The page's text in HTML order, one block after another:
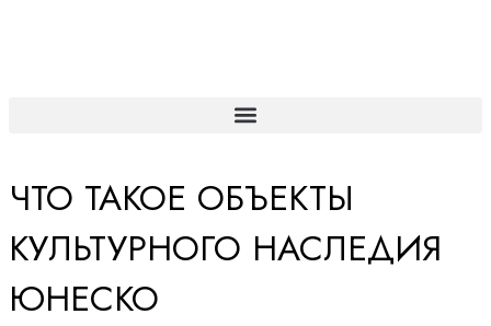
ЧТО ТАКОЕ ОБЪЕКТЫ
КУЛЬТУРНОГО НАСЛЕДИЯ
ЮНЕСКО